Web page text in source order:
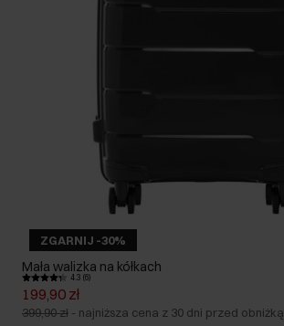
ZGARNIJ -30%
Mała walizka na kółkach
4.3 (6)
199,90 zł
399,90 zł - najniższa cena z 30 dni przed obniżką